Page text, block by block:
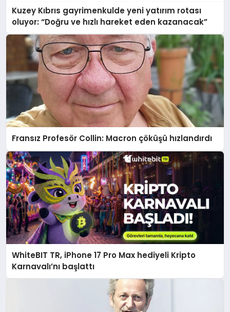
Kuzey Kıbrıs gayrimenkulde yeni yatırım rotası
oluyor: “Doğru ve hızlı hareket eden kazanacak”
Fransız Profesör Collin: Macron çöküşü hızlandırdı
WhiteBIT TR, iPhone 17 Pro Max hediyeli Kripto
Karnavalı’nı başlattı